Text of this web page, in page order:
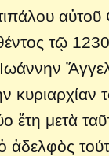
τῷ
κυριαρχίαν
ἔτη μετὰ
ἀδελφὸς